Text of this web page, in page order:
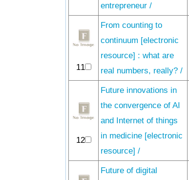
entrepreneur /
11
From counting to
continuum [electronic
resource] : what are
real numbers, really? /
12
Future innovations in
the convergence of AI
and Internet of things
in medicine [electronic
resource] /
Future of digital